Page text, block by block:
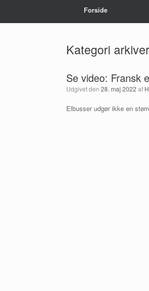
Forside
Kategori
Se video: Fransk
Udgivet den 28. maj 2022 af
Elbusser udgør ikke en